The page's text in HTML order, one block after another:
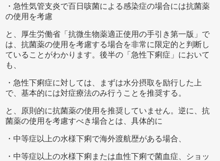
・急性気管支炎で百日咳菌による感染症の場合には抗菌薬
の使用を考慮
と、厚生労働省「抗微生物薬適正使用の手引き第一版」で
は、抗菌薬の使用を考慮する場合を非常に限定的と判断し
ていることがわかります。後半の「急性下痢症」において
も、
・急性下痢症に対しては、まずは水分摂取を励行した上
で、基本的には対症療法のみ行うことを推奨する。
と、原則的に抗菌薬の使用を推奨していません。逆に、抗
菌薬の使用を考慮すべき場合とは、具体的に
・中等症以上の水様下痢で海外渡航歴がある場合、
・中等症以上の水様下痢または血性下痢で菌血症、ショッ